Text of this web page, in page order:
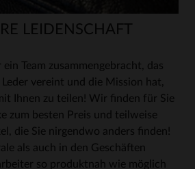
LEIDENSCHAFT
Team zusammengebracht, das
vereint und die Mission hat,
Ihnen zu teilen! Wir finden für Sie
zum besten Preis und teilweise
die Sie nirgendwo anders finden!
als auch in den Geschäften
so produktnah wie möglich